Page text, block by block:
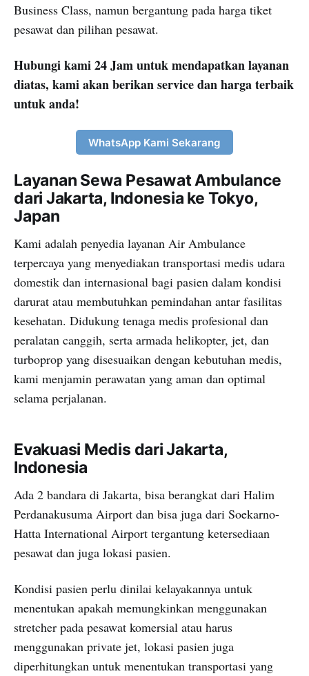
Business Class, namun bergantung pada harga tiket
pesawat dan pilihan pesawat.
Hubungi kami 24 Jam untuk mendapatkan layanan
diatas, kami akan berikan service dan harga terbaik
untuk anda!
WhatsApp Kami Sekarang
Layanan Sewa Pesawat Ambulance
dari Jakarta, Indonesia ke Tokyo,
Japan
Kami adalah penyedia layanan Air Ambulance
terpercaya yang menyediakan transportasi medis udara
domestik dan internasional bagi pasien dalam kondisi
darurat atau membutuhkan pemindahan antar fasilitas
kesehatan. Didukung tenaga medis profesional dan
peralatan canggih, serta armada helikopter, jet, dan
turboprop yang disesuaikan dengan kebutuhan medis,
kami menjamin perawatan yang aman dan optimal
selama perjalanan.
Evakuasi Medis dari Jakarta,
Indonesia
Ada 2 bandara di Jakarta, bisa berangkat dari Halim
Perdanakusuma Airport dan bisa juga dari Soekarno-
Hatta International Airport tergantung ketersediaan
pesawat dan juga lokasi pasien.
Kondisi pasien perlu dinilai kelayakannya untuk
menentukan apakah memungkinkan menggunakan
stretcher pada pesawat komersial atau harus
menggunakan private jet, lokasi pasien juga
diperhitungkan untuk menentukan transportasi yang